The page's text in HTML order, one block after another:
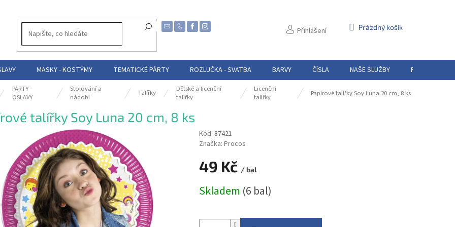
Přihlášení
NÁKUPNÍ
Prázdný košík
MASKY - KOSTÝMY TEMATICKÉ PÁRTY ROZLUČKA - SVATBA BARVY ČÍSLA NAŠE SLUŽBY PŮJČOVNA
PÁRTY -
OSLAVY
Stolování a
nádobí
Talířky
Dětské a licenční
talířky
Licenční
talířky
Papírové talířky Soy Luna 20 cm, 8 ks
talířky Soy Luna 20 cm, 8 ks
Kód: 87421
Značka: Procos
49 Kč / bal
cena:
Skladem (6 bal)